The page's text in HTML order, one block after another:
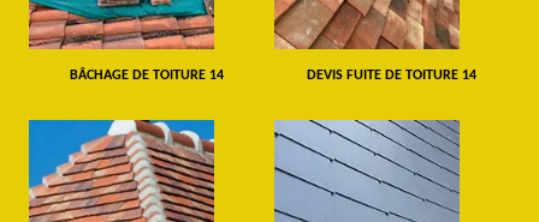
BÂCHAGE DE TOITURE 14 DEVIS FUITE DE TOITURE 14